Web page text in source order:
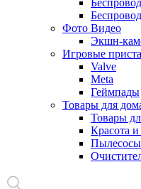
Фото Видео
Экшн-
Игровые
Valve
Meta
Геймпады
Товары для
Товары
Красота и